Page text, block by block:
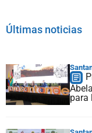
Últimas noticias
para